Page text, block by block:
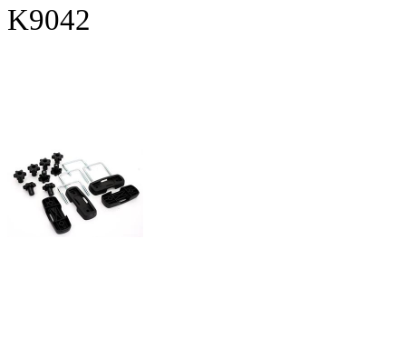
K9042